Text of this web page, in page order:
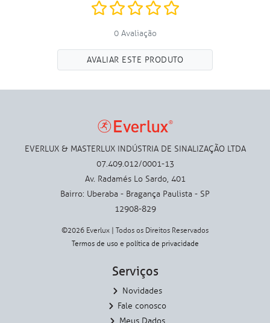
0 Avaliação
AVALIAR ESTE PRODUTO
EVERLUX & MASTERLUX INDÚSTRIA DE SINALIZAÇÃO LTDA
07.409.012/0001-13
Av. Radamés Lo Sardo, 401
Bairro: Uberaba - Bragança Paulista - SP
12908-829
©2026 Everlux | Todos os Direitos Reservados
Termos de usoe política de privacidade
Serviços
Novidades
Fale conosco
Meus Dados